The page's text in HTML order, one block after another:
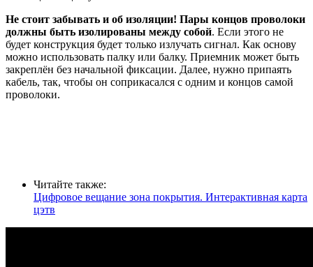
Не стоит забывать и об изоляции! Пары концов проволоки
должны быть изолированы между собой. Если этого не
будет конструкция будет только излучать сигнал. Как основу
можно использовать палку или балку. Приемник может быть
закреплён без начальной фиксации. Далее, нужно припаять
кабель, так, чтобы он соприкасался с одним и концов самой
проволоки.
Читайте также:
Цифровое вещание зона покрытия. Интерактивная карта
цэтв